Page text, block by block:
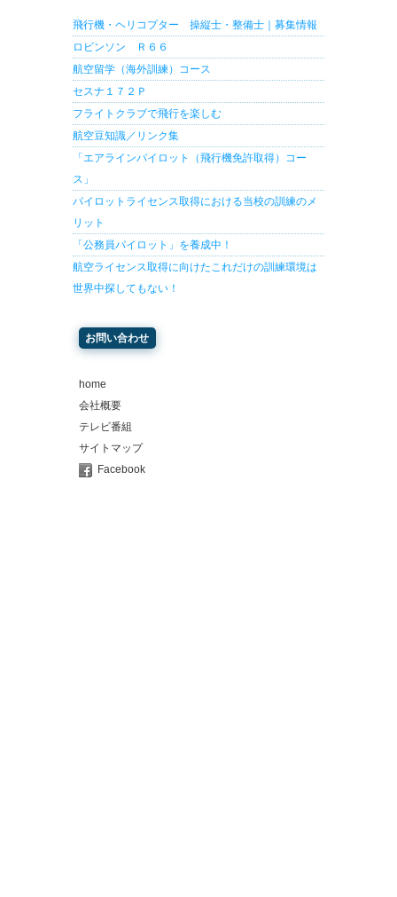
飛行機・ヘリコプター 操縦士・整備士｜募集情報
ロビンソン Ｒ６６
航空留学（海外訓練）コース
セスナ１７２Ｐ
フライトクラブで飛行を楽しむ
航空豆知識／リンク集
「エアラインパイロット（飛行機免許取得）コー
ス」
パイロットライセンス取得における当校の訓練のメ
リット
「公務員パイロット」を養成中！
航空ライセンス取得に向けたこれだけの訓練環境は
世界中探してもない！
お問い合わせ
home
会社概要
テレビ番組
サイトマップ
Facebook